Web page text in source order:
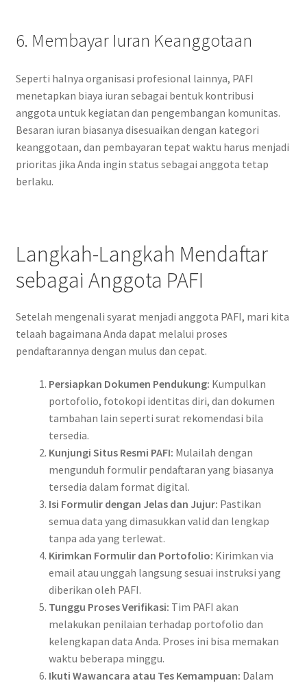
6. Membayar Iuran Keanggotaan
Seperti halnya organisasi profesional lainnya, PAFI
menetapkan biaya iuran sebagai bentuk kontribusi
anggota untuk kegiatan dan pengembangan komunitas.
Besaran iuran biasanya disesuaikan dengan kategori
keanggotaan, dan pembayaran tepat waktu harus menjadi
prioritas jika Anda ingin status sebagai anggota tetap
berlaku.
Langkah-Langkah Mendaftar
sebagai Anggota PAFI
Setelah mengenali syarat menjadi anggota PAFI, mari kita
telaah bagaimana Anda dapat melalui proses
pendaftarannya dengan mulus dan cepat.
Persiapkan Dokumen Pendukung: Kumpulkan
portofolio, fotokopi identitas diri, dan dokumen
tambahan lain seperti surat rekomendasi bila
tersedia.
Kunjungi Situs Resmi PAFI: Mulailah dengan
mengunduh formulir pendaftaran yang biasanya
tersedia dalam format digital.
Isi Formulir dengan Jelas dan Jujur: Pastikan
semua data yang dimasukkan valid dan lengkap
tanpa ada yang terlewat.
Kirimkan Formulir dan Portofolio: Kirimkan via
email atau unggah langsung sesuai instruksi yang
diberikan oleh PAFI.
Tunggu Proses Verifikasi: Tim PAFI akan
melakukan penilaian terhadap portofolio dan
kelengkapan data Anda. Proses ini bisa memakan
waktu beberapa minggu.
Ikuti Wawancara atau Tes Kemampuan: Dalam